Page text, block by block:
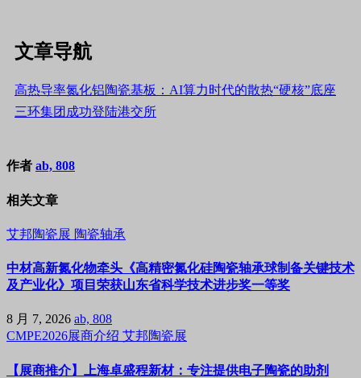
文章导航
高热导率氮化铝陶瓷基板：AI算力时代的散热“硬核”底座
三环集团成功登陆港交所
作者 ab, 808
相关文章
艾邦陶瓷展 陶瓷轴承
中材高新氮化物牵头《高精密氮化硅陶瓷轴承球制备关键技术
及产业化》项目荣获山东省科学技术进步奖一等奖
8 月 7, 2026 ab, 808
CMPE2026展商介绍 艾邦陶瓷展
【展商推介】上海卓盛程新材：专注提供电子陶瓷的助剂